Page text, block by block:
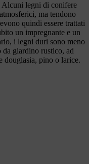
Alcuni legni di conifere
ma tendono
quindi essere trattati
un impregnante e un
i legni duri sono meno
giardino rustico, ad
douglasia, pino o larice.